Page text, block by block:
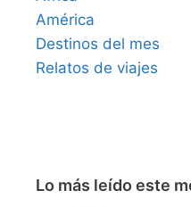
América
Destinos del mes
Relatos de viajes
Lo más leído este